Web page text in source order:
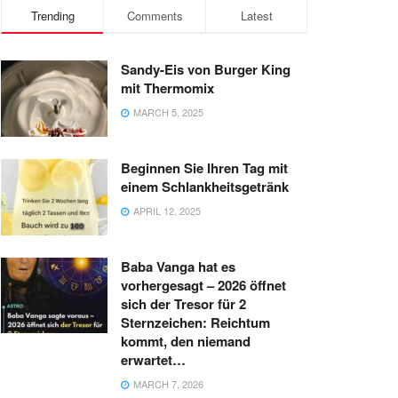
Trending Comments Latest
Sandy-Eis von Burger King
mit Thermomix
MARCH 5, 2025
Beginnen Sie Ihren Tag mit
einem Schlankheitsgetränk
APRIL 12, 2025
Baba Vanga hat es
vorhergesagt – 2026 öffnet
sich der Tresor für 2
Sternzeichen: Reichtum
kommt, den niemand
erwartet…
MARCH 7, 2026